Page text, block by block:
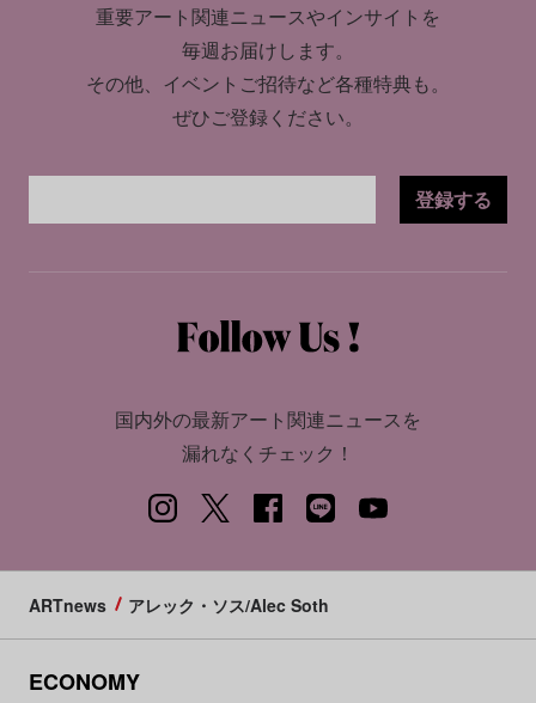
重要アート関連ニュースやインサイトを
毎週お届けします。
その他、イベントご招待など各種特典も。
ぜひご登録ください。
登録する
国内外の最新アート関連ニュースを
漏れなくチェック！
ARTnews アレック・ソス/Alec Soth
ECONOMY